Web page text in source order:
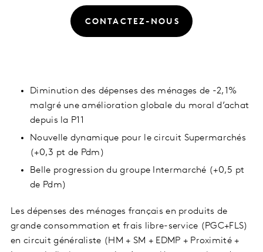
CONTACTEZ-NOUS
Diminution des dépenses des ménages de -2,1%
malgré une amélioration globale du moral d’achat
depuis la P11
Nouvelle dynamique pour le circuit Supermarchés
(+0,3 pt de Pdm)
Belle progression du groupe Intermarché (+0,5 pt
de Pdm)
Les dépenses des ménages français en produits de
grande consommation et frais libre-service (PGC+FLS)
en circuit généraliste (HM + SM + EDMP + Proximité +